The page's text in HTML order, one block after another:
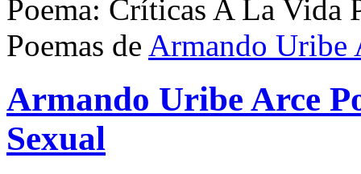
Poema: Críticas A La Vida
Poemas de Armando Uribe
Armando Uribe Arce
Sexual